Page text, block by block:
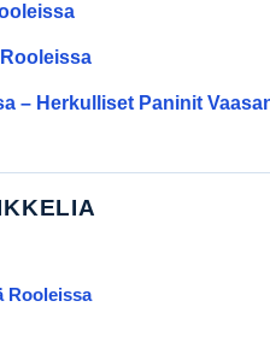
– Herkulliset Paninit
Rooleissa